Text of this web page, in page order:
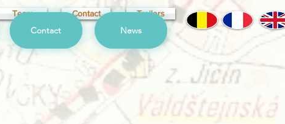
Contact News
Team Contact Trailers